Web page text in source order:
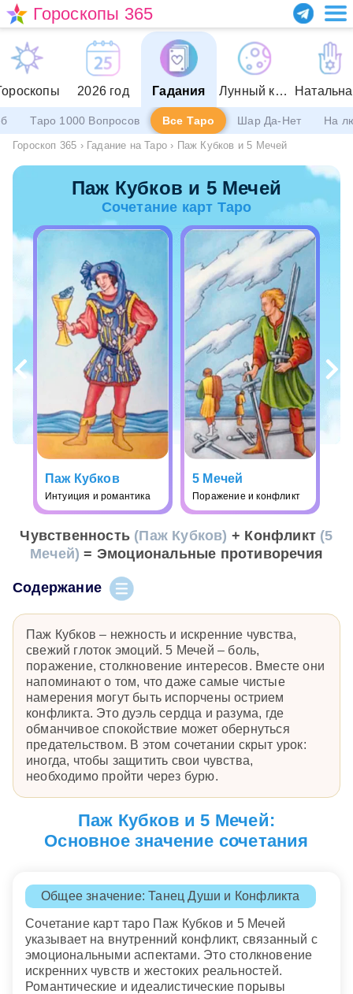
Гороскопы 365
2026 год Гадания Лунный календарь
Таро 1000 Вопросов Все Таро Шар Да-Нет На
Гороскоп 365 › Гадание на Таро › Паж Кубков и 5 Мечей
Паж Кубков и 5 Мечей
Сочетание карт Таро
Паж Кубков
Интуиция и романтика
5 Мечей
Поражение и конфликт
Чувственность (Паж Кубков) + Конфликт (5
Мечей) = Эмоциональные противоречия
Содержание
Паж Кубков – нежность и искренние чувства,
свежий глоток эмоций. 5 Мечей – боль,
поражение, столкновение интересов. Вместе они
напоминают о том, что даже самые чистые
намерения могут быть испорчены острием
конфликта. Это дуэль сердца и разума, где
обманчивое спокойствие может обернуться
предательством. В этом сочетании скрыт урок:
иногда, чтобы защитить свои чувства,
необходимо пройти через бурю.
Паж Кубков и 5 Мечей:
Основное значение сочетания
Общее значение: Танец Души и Конфликта
Сочетание карт таро Паж Кубков и 5 Мечей
указывает на внутренний конфликт, связанный с
эмоциональными аспектами. Это столкновение
искренних чувств и жестоких реальностей.
Романтические и идеалистические порывы